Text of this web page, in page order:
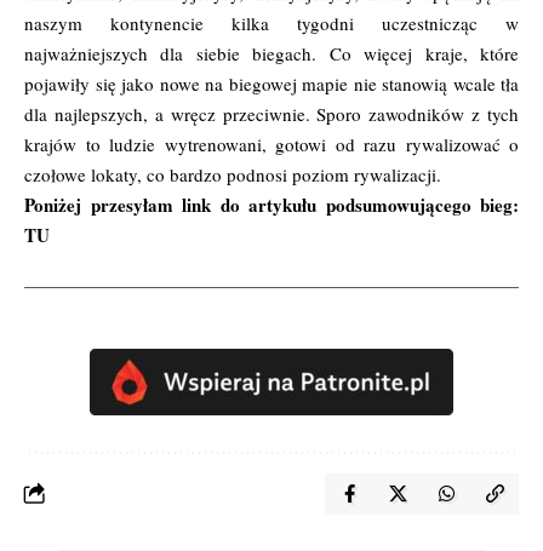
naszym kontynencie kilka tygodni uczestnicząc w
najważniejszych dla siebie biegach. Co więcej kraje, które
pojawiły się jako nowe na biegowej mapie nie stanowią wcale tła
dla najlepszych, a wręcz przeciwnie. Sporo zawodników z tych
krajów to ludzie wytrenowani, gotowi od razu rywalizować o
czołowe lokaty, co bardzo podnosi poziom rywalizacji.
Poniżej przesyłam link do artykułu podsumowującego bieg:
TU